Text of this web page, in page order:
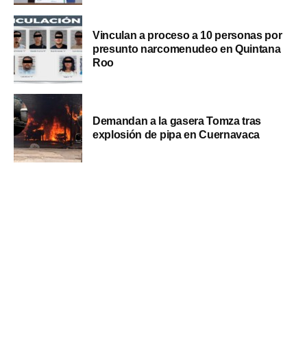
Vinculan a proceso a 10 personas por
presunto narcomenudeo en Quintana
Roo
Demandan a la gasera Tomza tras
explosión de pipa en Cuernavaca